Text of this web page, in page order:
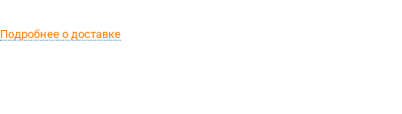
Подробнее о доставке